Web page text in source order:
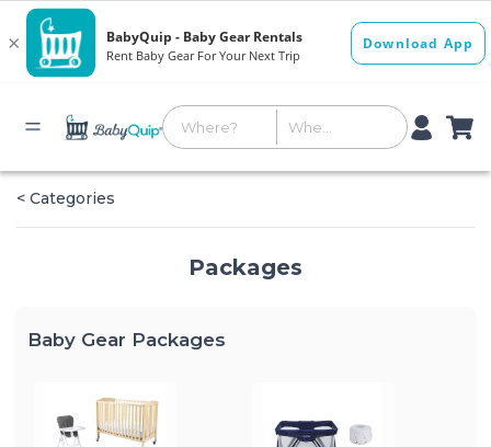
< Categories
Packages
Baby Gear Packages